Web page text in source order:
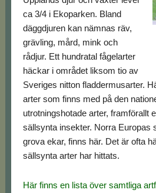
ca 3/4 i Ekoparken. Bland
däggdjuren kan nämnas räv,
grävling, mård, mink och
rådjur. Ett hundratal fågelarter
häckar i området liksom tio av
Sveriges nitton fladdermusarter.
arter som finns med på den
utrotningshotade arter, framförallt
sällsynta insekter. Norra Europas
grova ekar, finns här. Det är ofta
sällsynta arter har hittats.
Här finns en lista över samtliga